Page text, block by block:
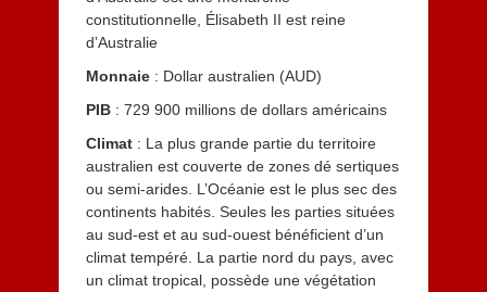
constitutionnelle, Élisabeth II est reine
d’Australie
Monnaie: Dollar australien (AUD)
PIB: 729 900 millions de dollars américains
Climat: La plus grande partie du territoire
australien est couverte de zones dé sertiques
ou semi-arides. L’Océanie est le plus sec des
continents habités. Seules les parties situées
au sud-est et au sud-ouest bénéficient d’un
climat tempéré. La partie nord du pays, avec
un climat tropical, possède une végétation